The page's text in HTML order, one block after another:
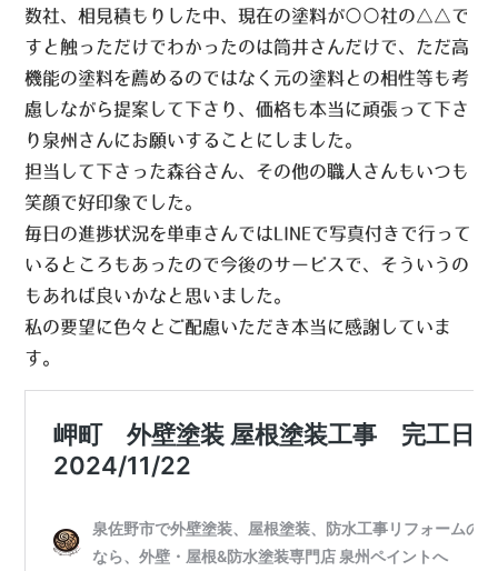
数社、相見積もりした中、現在の塗料が○○社の△△で
すと触っただけでわかったのは筒井さんだけで、ただ高
機能の塗料を薦めるのではなく元の塗料との相性等も考
慮しながら提案して下さり、価格も本当に頑張って下さ
り泉州さんにお願いすることにしました。
担当して下さった森谷さん、その他の職人さんもいつも
笑顔で好印象でした。
毎日の進捗状況を単車さんではLINEで写真付きで行って
いるところもあったので今後のサービスで、そういうの
もあれば良いかなと思いました。
私の要望に色々とご配慮いただき本当に感謝していま
す。